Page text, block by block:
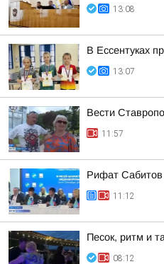
13:08
В Ессентуках
13:07
Вести
11:57
Рифат Сабитов
11:12
Песок, ритм и
08:12